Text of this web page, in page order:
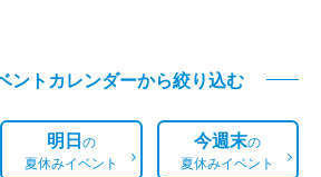
ントカレンダーから絞り込む
明日の
夏休みイベント
今週末の
夏休みイベント